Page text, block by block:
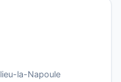
la-Napoule